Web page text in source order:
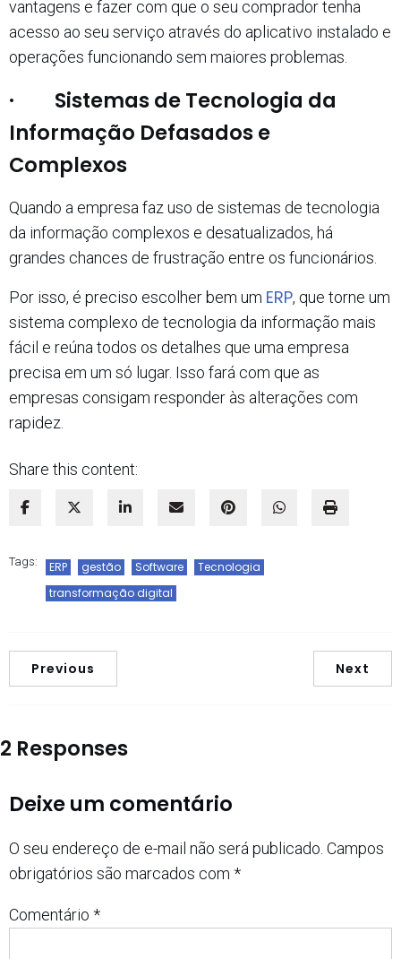
vantagens e fazer com que o seu comprador tenha
acesso ao seu serviço através do aplicativo instalado e
operações funcionando sem maiores problemas.
· Sistemas de Tecnologia da
Informação Defasados e
Complexos
Quando a empresa faz uso de sistemas de tecnologia
da informação complexos e desatualizados, há
grandes chances de frustração entre os funcionários.
Por isso, é preciso escolher bem um ERP, que torne um
sistema complexo de tecnologia da informação mais
fácil e reúna todos os detalhes que uma empresa
precisa em um só lugar. Isso fará com que as
empresas consigam responder às alterações com
rapidez.
Share this content:
Tags: ERP gestão Software
Tecnologia
transformação digital
Previous Next
2 Responses
Deixe um comentário
O seu endereço de e-mail não será publicado. Campos
obrigatórios são marcados com *
Comentário *